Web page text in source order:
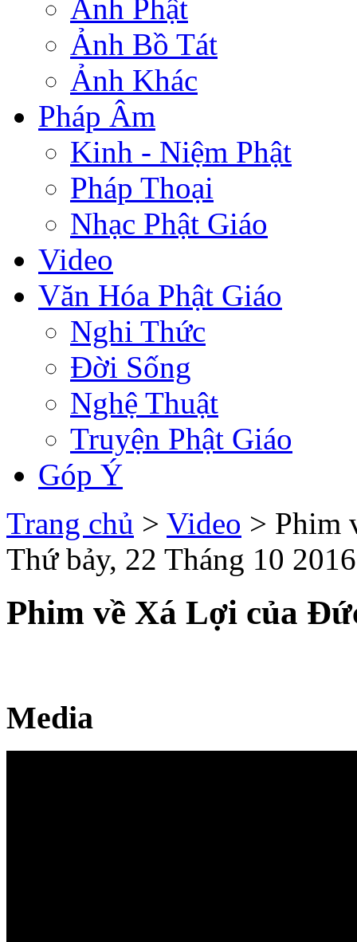
Ảnh Phật
Ảnh Bồ Tát
Ảnh Khác
Pháp Âm
Kinh - Niệm Phật
Pháp Thoại
Nhạc Phật Giáo
Video
Văn Hóa Phật Giáo
Nghi Thức
Đời Sống
Nghệ Thuật
Truyện Phật Giáo
Góp Ý
Trang chủ > Video > Phim
Thứ bảy, 22 Tháng 10
Phim về Xá Lợi của
Media